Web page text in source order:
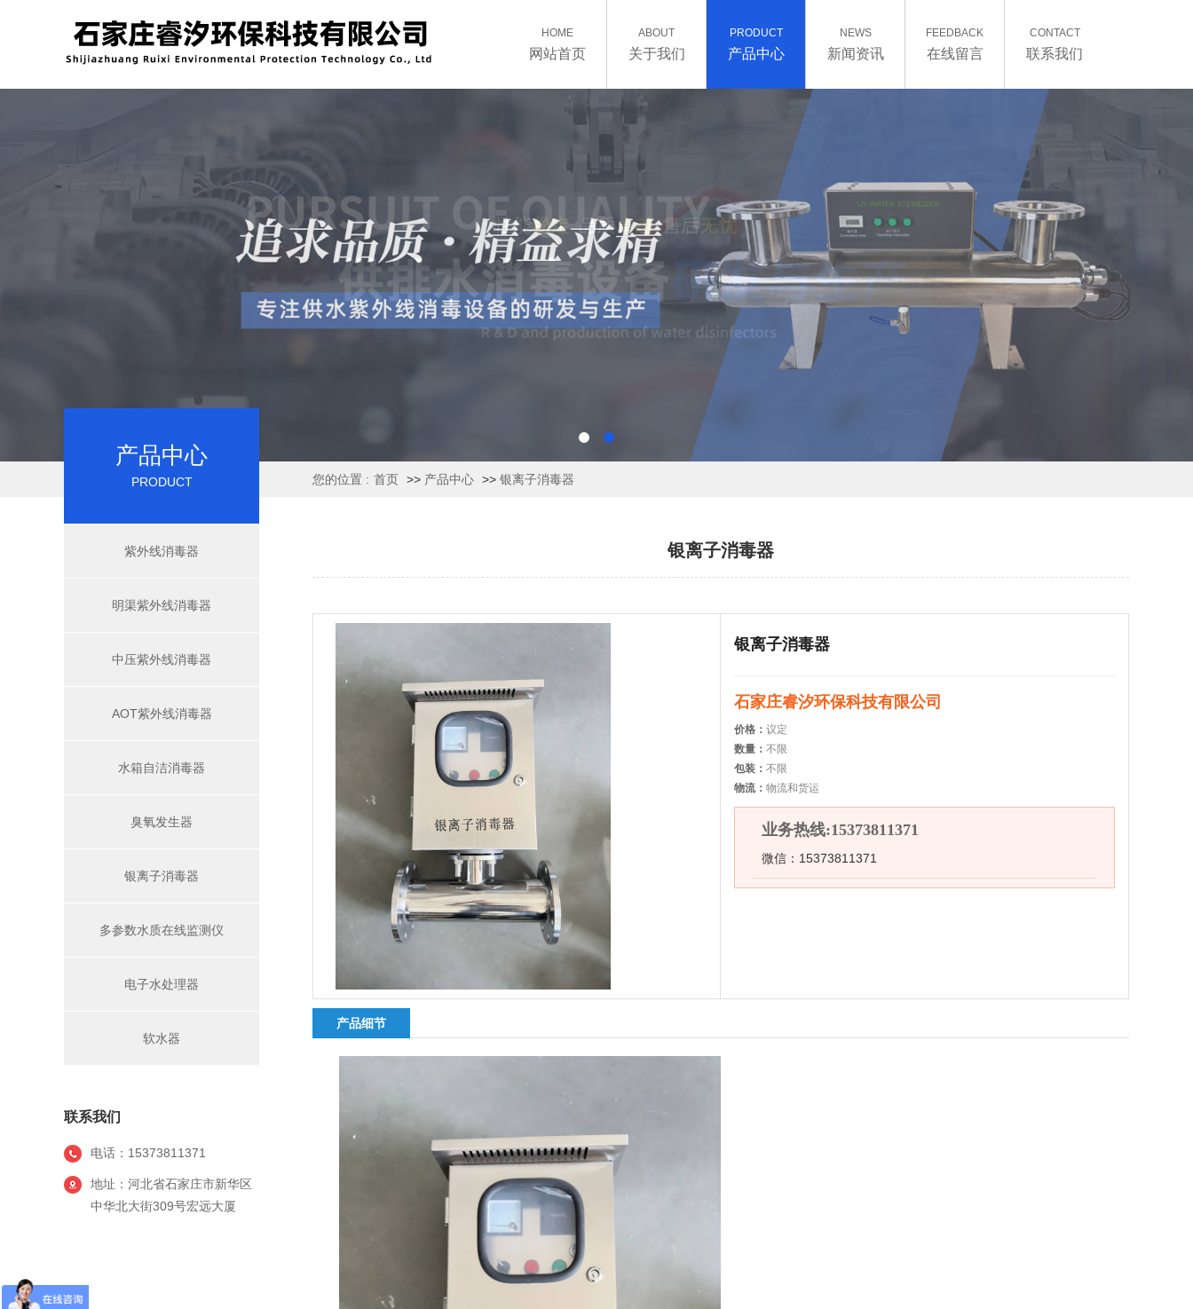
HOME
网站首页
ABOUT
关于我们
PRODUCT
产品中心
NEWS
新闻资讯
FEEDBACK
在线留言
CONTACT
联系我们
您的位置 : 首页 >> 产品中心 >> 银离子消毒器
产品中心
PRODUCT
紫外线消毒器
明渠紫外线消毒器
中压紫外线消毒器
AOT紫外线消毒器
水箱自洁消毒器
臭氧发生器
银离子消毒器
多参数水质在线监测仪
电子水处理器
软水器
联系我们
电话：15373811371
地址：河北省石家庄市新华区
中华北大街309号宏远大厦
银离子消毒器
银离子消毒器
石家庄睿汐环保科技有限公司
价格： 议定
数量： 不限
包装： 不限
物流： 物流和货运
业务热线:15373811371
微信：15373811371
产品细节